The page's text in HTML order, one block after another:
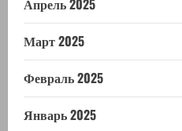
Апрель 2025
Март 2025
Февраль 2025
Январь 2025